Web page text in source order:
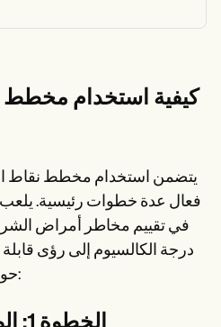
كيفية استخدام مخطط
يتضمن استخدام مخطط نقاط
فعال عدة خطوات رئيسية. يلعب
في تقييم مخاطر أمراض
درجة الكالسيوم إلى رؤى قابلة
حول كيفية استخدام المخطط: